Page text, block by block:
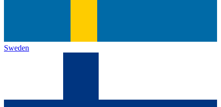
Sweden